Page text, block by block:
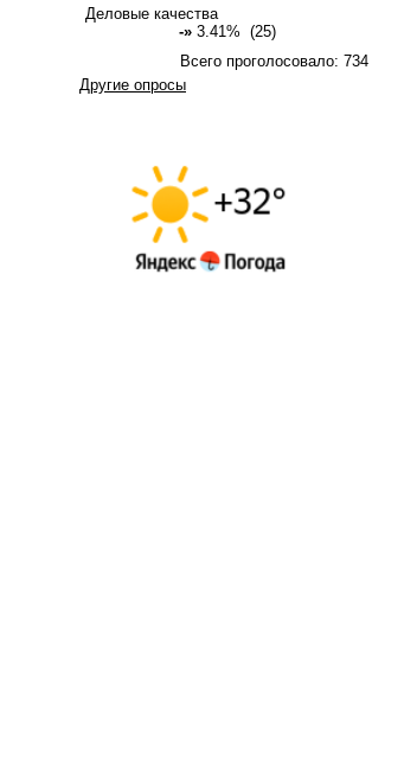
Деловые качества
-» 3.41% (25)
Всего проголосовало: 734
Другие опросы